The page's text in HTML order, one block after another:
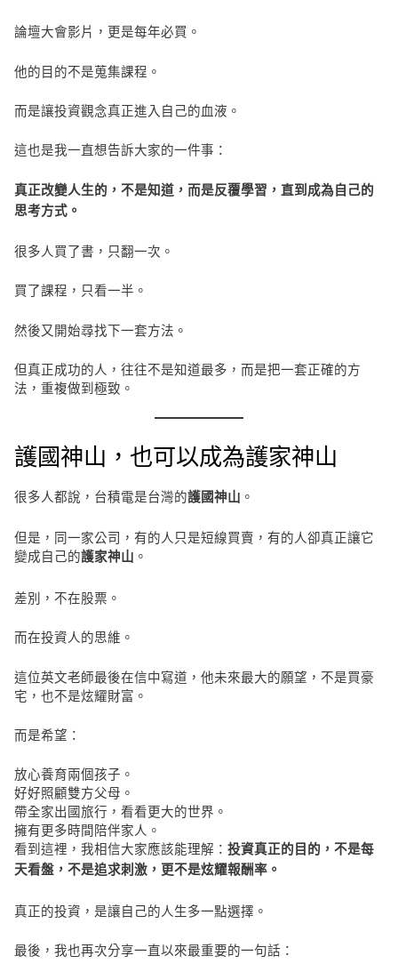
論壇大會影片，更是每年必買。
他的目的不是蒐集課程。
而是讓投資觀念真正進入自己的血液。
這也是我一直想告訴大家的一件事：
真正改變人生的，不是知道，而是反覆學習，直到成為自己的
思考方式。
很多人買了書，只翻一次。
買了課程，只看一半。
然後又開始尋找下一套方法。
但真正成功的人，往往不是知道最多，而是把一套正確的方
法，重複做到極致。
護國神山，也可以成為護家神山
很多人都說，台積電是台灣的護國神山 。
但是，同一家公司，有的人只是短線買賣，有的人卻真正讓它
變成自己的護家神山 。
差別，不在股票。
而在投資人的思維。
這位英文老師最後在信中寫道，他未來最大的願望，不是買豪
宅，也不是炫耀財富。
而是希望：
放心養育兩個孩子。
好好照顧雙方父母。
帶全家出國旅行，看看更大的世界。
擁有更多時間陪伴家人。
看到這裡，我相信大家應該能理解： 投資真正的目的，不是每
天看盤，不是追求刺激，更不是炫耀報酬率。
真正的投資，是讓自己的人生多一點選擇。
最後，我也再次分享一直以來最重要的一句話：